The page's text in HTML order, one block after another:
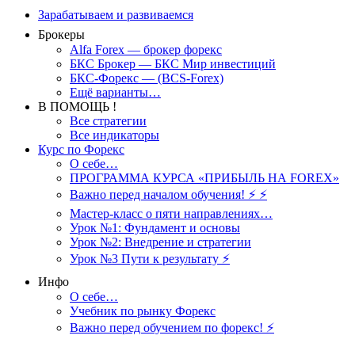
Зарабатываем и развиваемся
Брокеры
Alfa Forex — брокер форекс
БКС Брокер — БКС Мир инвестиций
БКС-Форекс — (BCS-Forex)
Ещё варианты…
В ПОМОЩЬ !
Все стратегии
Все индикаторы
Курс по Форекс
О себе…
ПРОГРАММА КУРСА «ПРИБЫЛЬ НА FOREX»
Важно перед началом обучения! ⚡ ⚡
Мастер-класс о пяти направлениях…
Урок №1: Фундамент и основы
Урок №2: Внедрение и стратегии
Урок №3 Пути к результату ⚡️
Инфо
О себе…
Учебник по рынку Форекс
Важно перед обучением по форекс! ⚡